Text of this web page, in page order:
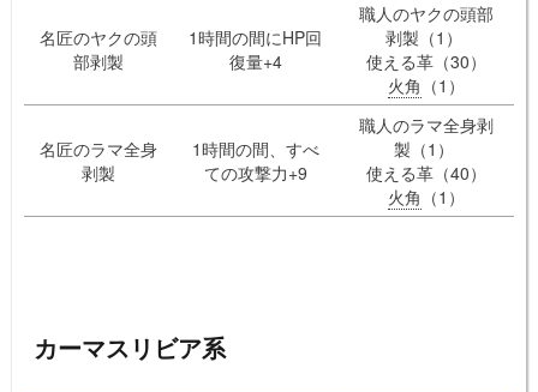
名匠のヤクの頭
部剥製
1時間の間にHP回
復量+4
職人のヤクの頭部
剥製（1）
使える革（30）
火角 （1）
名匠のラマ全身
剥製
1時間の間、すべ
ての攻撃力+9
職人のラマ全身剥
製（1）
使える革（40）
火角 （1）
カーマスリビア系